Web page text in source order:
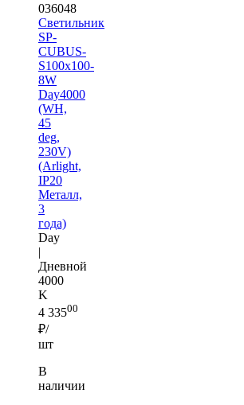
036048
Светильник
SP-
CUBUS-
S100x100-
8W
Day4000
(WH,
45
deg,
230V)
(Arlight,
IP20
Металл,
3
года)
Day
|
Дневной
4000
K
4 33500
₽/
шт
В
наличии